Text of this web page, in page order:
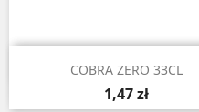
 Aperçu rapide
COBRA ZERO 33CL
1,47 zł